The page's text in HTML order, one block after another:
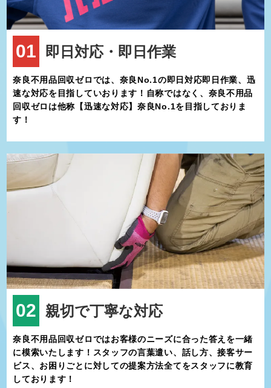
自然環境も豊かで、市内には「松尾山」や「矢田丘陵」といった緑
豊かなエリアが広がります。これらの自然スポットは、ハイキング
やピクニックなど、家族で楽しむことができるレジャーの場として
れ、初夏には約1万株のあじさいが咲き誇り、多くの観光客が訪れ
ます。自然に囲まれながらも、都市機能がしっかりと整備されてい
る点は、大和郡山市の住みやすさを支える大きな要因です。
や公共施設が集まり、賑わいを見せています。地元の商店街も活発
で、昔ながらの店舗と新しいお店が共存し、地域住民や観光客に愛
されています。
大和郡山市は、古くからの伝統を大切にしながらも、現代のニーズ
に応じた街づくりを進めています。歴史的な景観と文化的な資源、
豊かな自然、そして工業都市としての一面を併せ持つこの街は、住
む人にとっても訪れる人にとっても多彩な魅力を提供してくれるこ
とでしょう。
01 即日対応・即日作業
奈良不用品回収ゼロでは、奈良No.1の即日対応即日作業、迅
速な対応を目指していおります！自称ではなく、奈良不用品
回収ゼロは他称【迅速な対応】奈良No.1を目指しておりま
す！
02 親切で丁寧な対応
奈良不用品回収ゼロではお客様のニーズに合った答えを一緒
に模索いたします！スタッフの言葉遣い、話し方、接客サー
ビス、お困りごとに対しての提案方法全てをスタッフに教育
しております！